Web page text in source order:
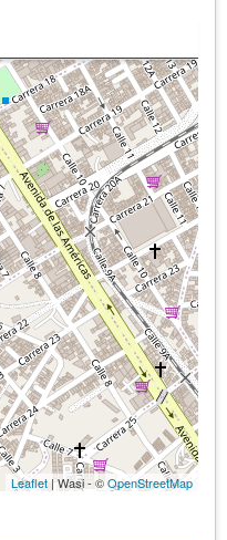
Leaflet | Wasi - ©OpenStreetMap